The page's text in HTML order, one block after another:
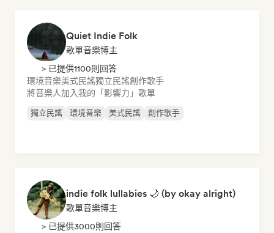
Quiet Indie Folk
歌單音樂博主
> 已提供1100則回答
環境音樂美式民謠獨立民謠創作歌手
將音樂人加入我的「影響力」歌單
獨立民謠 環境音樂 美式民謠 創作歌手
indie folk lullabies 🌙 (by okay alright)
歌單音樂博主
> 已提供3000則回答